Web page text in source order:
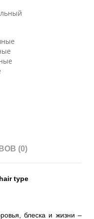
(0)
type
блеска и жизни –